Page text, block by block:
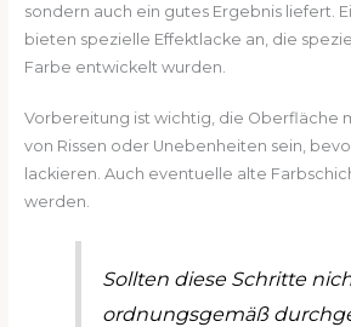
sondern auch ein gutes Ergebnis liefert.
bieten spezielle Effektlacke an, die
Farbe entwickelt wurden.
Vorbereitung ist wichtig, die Oberfläche
von Rissen oder Unebenheiten sein,
lackieren. Auch eventuelle alte
werden.
Sollten diese Schritte
ordnungsgemäß